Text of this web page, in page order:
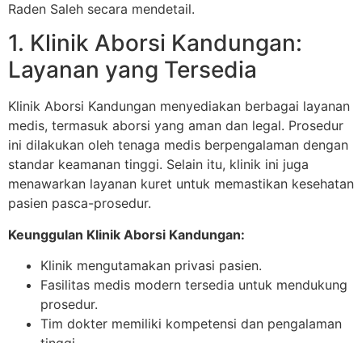
Raden Saleh secara mendetail.
1. Klinik Aborsi Kandungan:
Layanan yang Tersedia
Klinik Aborsi Kandungan menyediakan berbagai layanan
medis, termasuk aborsi yang aman dan legal. Prosedur
ini dilakukan oleh tenaga medis berpengalaman dengan
standar keamanan tinggi. Selain itu, klinik ini juga
menawarkan layanan kuret untuk memastikan kesehatan
pasien pasca-prosedur.
Keunggulan Klinik Aborsi Kandungan:
Klinik mengutamakan privasi pasien.
Fasilitas medis modern tersedia untuk mendukung
prosedur.
Tim dokter memiliki kompetensi dan pengalaman